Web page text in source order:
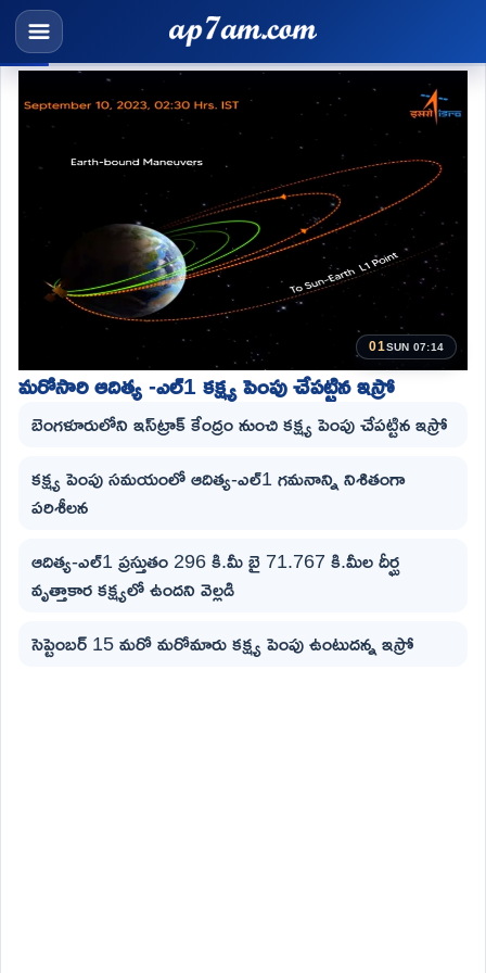
01SUN 07:14
మరోసారి ఆదిత్య -ఎల్1 కక్ష్య పెంపు చేపట్టిన ఇస్రో
బెంగళూరులోని ఇస్‌ట్రాక్ కేంద్రం నుంచి కక్ష్య పెంపు చేపట్టిన ఇస్రో
కక్ష్య పెంపు సమయంలో ఆదిత్య-ఎల్1 గమనాన్ని నిశితంగా
పరిశీలన
ఆదిత్య-ఎల్1 ప్రస్తుతం 296 కి.మీ బై 71.767 కి.మీల దీర్ఘ
వృత్తాకార కక్ష్యలో ఉందని వెల్లడి
సెప్టెంబర్ 15 మరో మరోమారు కక్ష్య పెంపు ఉంటుదన్న ఇస్రో